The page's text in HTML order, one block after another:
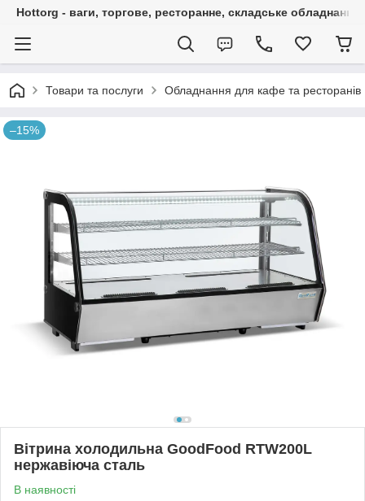
Hottorg - ваги, торгове, ресторанне, складське обладнання
Товари та послуги Обладнання для кафе та ресторанів
–15%
Вітрина холодильна GoodFood RTW200L
нержавіюча сталь
В наявності